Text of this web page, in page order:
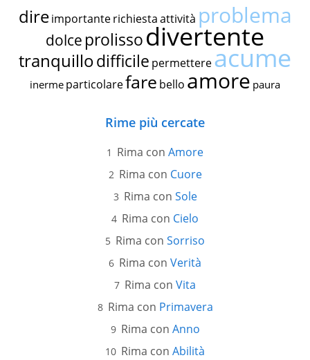
dire importante richiestaattività problema
dolce prolissodivertente
tranquillodifficile permettereacume
inerme particolarefare bello amore paura
Rime più cercate
Rima con Amore
Rima con Cuore
Rima con Sole
Rima con Cielo
Rima con Sorriso
Rima con Verità
Rima con Vita
Rima con Primavera
Rima con Anno
Rima con Abilità